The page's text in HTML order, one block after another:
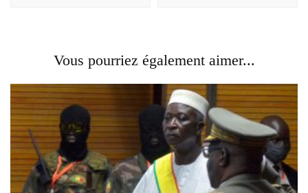
Vous pourriez également aimer...